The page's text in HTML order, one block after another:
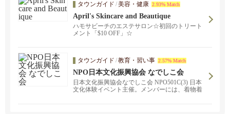
タウンガイド /美容・健康 2.93% Match
April's Skincare and Beautique
ハモサビーチのエステサロン☆初回のトリート
メント「$10 OFF」☆
タウンガイド /教育・習い事 2.57% Match
NPO日本文化振興協会 なでしこ会
日本文化振興協会なでしこ会 NPO501C(3) 日本
文化体験イベント主催。メンバーには、着物着